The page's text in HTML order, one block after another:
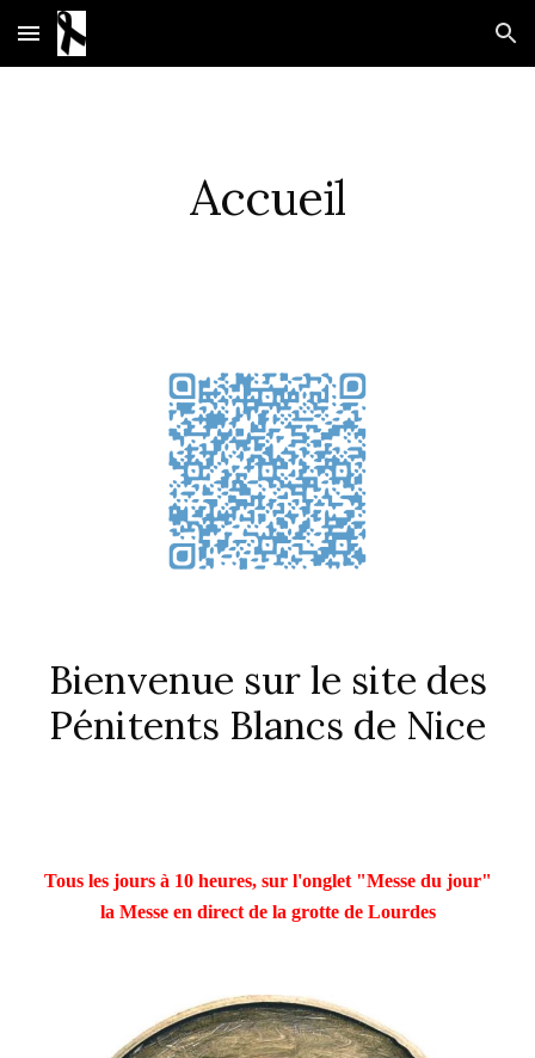
Skip to main content Skip to navigation
Accueil
Bienvenue sur le site des
Pénitents Blancs de Nice
Tous les jours à 10 heures, sur l'onglet "Messe du jour"
la Messe en direct de la grotte de Lourdes